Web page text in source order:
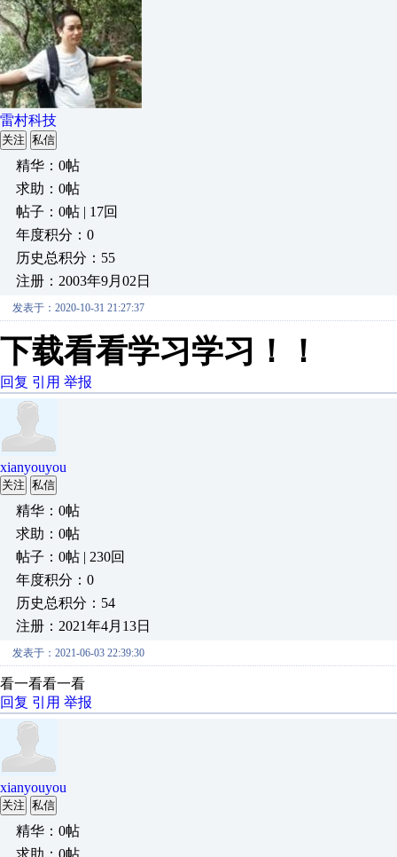
雷村科技
关注 私信
精华：0帖
求助：0帖
帖子：0帖 | 17回
年度积分：0
历史总积分：55
注册：2003年9月02日
发表于：2020-10-31 21:27:37
下载看看学习学习！！
回复 引用 举报
xianyouyou
关注 私信
精华：0帖
求助：0帖
帖子：0帖 | 230回
年度积分：0
历史总积分：54
注册：2021年4月13日
发表于：2021-06-03 22:39:30
看一看看一看
回复 引用 举报
xianyouyou
关注 私信
精华：0帖
求助：0帖